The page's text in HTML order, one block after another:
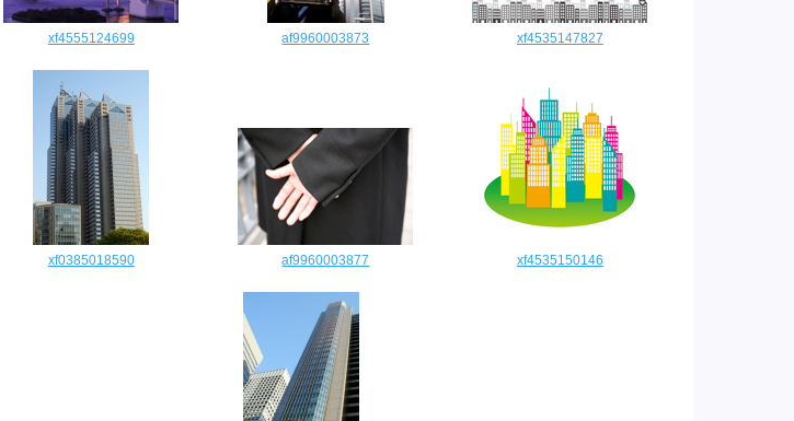
xf4555124699 af9960003873 xf4535147827
xf0385018590 af9960003877 xf4535150146